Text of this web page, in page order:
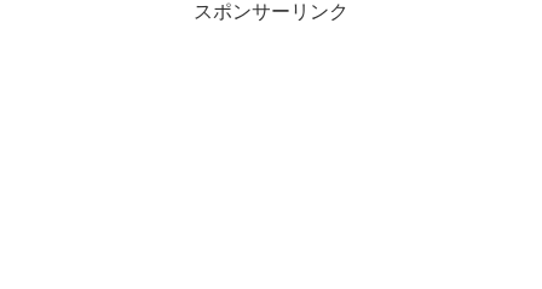
スポンサーリンク